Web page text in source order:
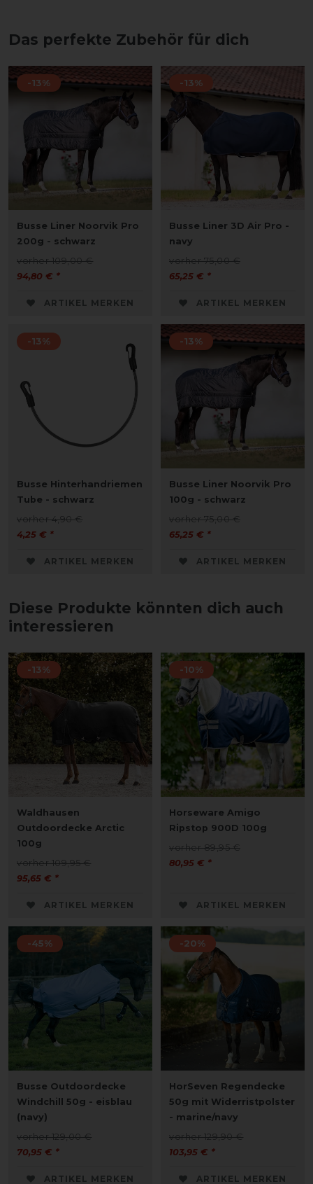
Das perfekte Zubehör für dich
-13%
Busse Liner Noorvik Pro
200g - schwarz
vorher 109,00 €
94,80 € *
ARTIKEL MERKEN
-13%
Busse Liner 3D Air Pro -
navy
vorher 75,00 €
65,25 € *
ARTIKEL MERKEN
-13%
Busse Hinterhandriemen
Tube - schwarz
vorher 4,90 €
4,25 € *
ARTIKEL MERKEN
-13%
Busse Liner Noorvik Pro
100g - schwarz
vorher 75,00 €
65,25 € *
ARTIKEL MERKEN
Diese Produkte könnten dich auch
interessieren
-13%
Waldhausen
Outdoordecke Arctic
100g
vorher 109,95 €
95,65 € *
ARTIKEL MERKEN
-10%
Horseware Amigo
Ripstop 900D 100g
vorher 89,95 €
80,95 € *
ARTIKEL MERKEN
-45%
Busse Outdoordecke
Windchill 50g - eisblau
(navy)
vorher 129,00 €
70,95 € *
ARTIKEL MERKEN
-20%
HorSeven Regendecke
50g mit Widerristpolster
- marine/navy
vorher 129,90 €
103,95 € *
ARTIKEL MERKEN